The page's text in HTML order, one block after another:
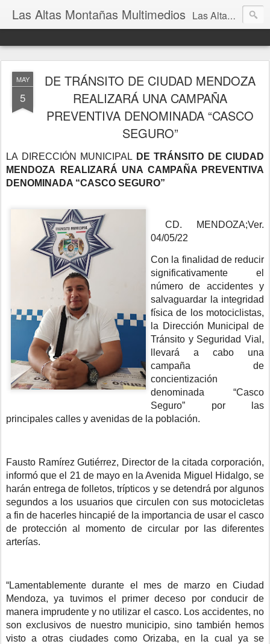
Las Altas Montañas Multimedios Las Altas Montañas Multimedios
MAY
5
DE TRÁNSITO DE CIUDAD MENDOZA
REALIZARÁ UNA CAMPAÑA
PREVENTIVA DENOMINADA “CASCO
SEGURO”
LA DIRECCIÓN MUNICIPAL DE TRÁNSITO DE CIUDAD
MENDOZA REALIZARÁ UNA CAMPAÑA PREVENTIVA
DENOMINADA “CASCO SEGURO”
CD. MENDOZA;Ver.
04/05/22
Con la finalidad de reducir
significativamente el
número de accidentes y
salvaguardar la integridad
física de los motociclistas,
la Dirección Municipal de
Tránsito y Seguridad Vial,
llevará a cabo una
campaña de
concientización
denominada “Casco
Seguro” por las
principales calles y avenidas de la población.
Fausto Ramírez Gutiérrez, Director de la citada corporación,
informó que el 21 de mayo en la Avenida Miguel Hidalgo, se
harán entrega de folletos, trípticos y se detendrá por algunos
segundos a los usuarios que circulen con sus motocicletas
a fin de hacerles hincapié de la importancia de usar el casco
de protección al momento de circular por las diferentes
arterías.
“Lamentablemente durante el mes de marzo en Ciudad
Mendoza, ya tuvimos el primer deceso por conducir de
manera imprudente y no utilizar el casco. Los accidentes, no
son exclusivos de nuestro municipio, sino también hemos
visto a otras ciudades como Orizaba, en la cual ya se